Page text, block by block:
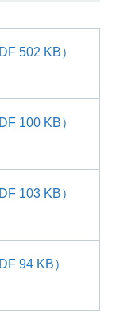
502 KB）
100 KB）
103 KB）
94 KB）